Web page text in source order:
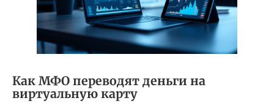
Как МФО переводят деньги на
виртуальную карту